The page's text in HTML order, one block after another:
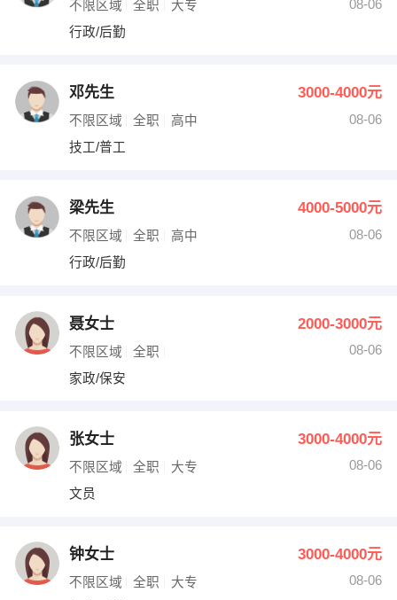
不限区域 全职 大专
08-06
行政/后勤
邓先生 3000-4000元
不限区域 全职 高中
08-06
技工/普工
梁先生 4000-5000元
不限区域 全职 高中
08-06
行政/后勤
聂女士 2000-3000元
不限区域 全职
08-06
家政/保安
张女士 3000-4000元
不限区域 全职 大专
08-06
文员
钟女士 3000-4000元
不限区域 全职 大专
08-06